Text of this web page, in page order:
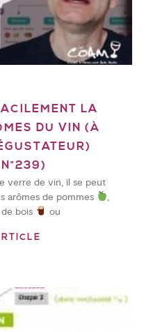
LA
DU VIN (À
verre de vin, il se peut
arômes de pommes
,
de bois ou